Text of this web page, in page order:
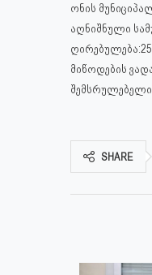
ონის
აღნიშნული
მიწოდების
შემსრულებელი:
SHARE